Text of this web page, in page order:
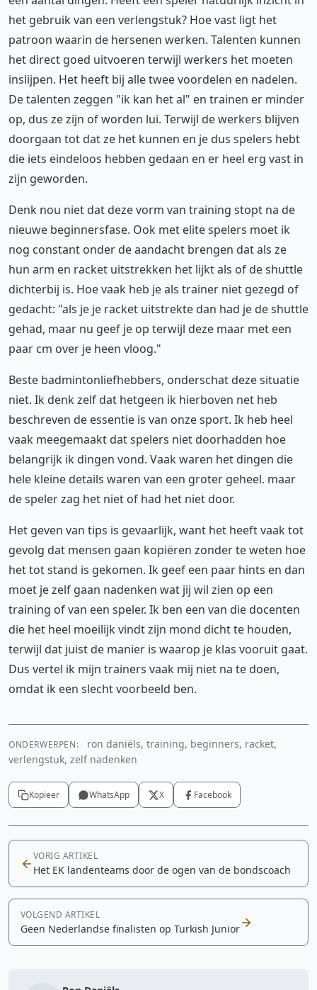
het gebruik van een verlengstuk? Hoe vast ligt het
patroon waarin de hersenen werken. Talenten kunnen
het direct goed uitvoeren terwijl werkers het moeten
inslijpen. Het heeft bij alle twee voordelen en nadelen.
De talenten zeggen "ik kan het al" en trainen er minder
op, dus ze zijn of worden lui. Terwijl de werkers blijven
doorgaan tot dat ze het kunnen en je dus spelers hebt
die iets eindeloos hebben gedaan en er heel erg vast in
zijn geworden.
Denk nou niet dat deze vorm van training stopt na de
nieuwe beginnersfase. Ook met elite spelers moet ik
nog constant onder de aandacht brengen dat als ze
hun arm en racket uitstrekken het lijkt als of de shuttle
dichterbij is. Hoe vaak heb je als trainer niet gezegd of
gedacht: "als je je racket uitstrekte dan had je de shuttle
gehad, maar nu geef je op terwijl deze maar met een
paar cm over je heen vloog."
Beste badmintonliefhebbers, onderschat deze situatie
niet. Ik denk zelf dat hetgeen ik hierboven net heb
beschreven de essentie is van onze sport. Ik heb heel
vaak meegemaakt dat spelers niet doorhadden hoe
belangrijk ik dingen vond. Vaak waren het dingen die
hele kleine details waren van een groter geheel. maar
de speler zag het niet of had het niet door.
Het geven van tips is gevaarlijk, want het heeft vaak tot
gevolg dat mensen gaan kopiëren zonder te weten hoe
het tot stand is gekomen. Ik geef een paar hints en dan
moet je zelf gaan nadenken wat jij wil zien op een
training of van een speler. Ik ben een van die docenten
die het heel moeilijk vindt zijn mond dicht te houden,
terwijl dat juist de manier is waarop je klas vooruit gaat.
Dus vertel ik mijn trainers vaak mij niet na te doen,
omdat ik een slecht voorbeeld ben.
ONDERWERPEN:
ron daniëls, training, beginners, racket,
verlengstuk, zelf nadenken
Kopieer WhatsApp X Facebook
VORIG ARTIKEL
Het EK landenteams door de ogen van de bondscoach
VOLGEND ARTIKEL
Geen Nederlandse finalisten op Turkish Junior